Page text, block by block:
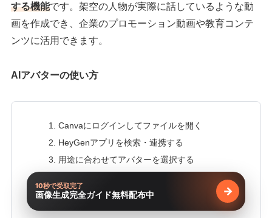
する機能です。架空の人物が実際に話しているような動
画を作成でき、企業のプロモーション動画や教育コンテ
ンツに活用できます。
AIアバターの使い方
Canvaにログインしてファイルを開く
HeyGenアプリを検索・連携する
用途に合わせてアバターを選択する
お好みの音声を設定して動画を生成する
10秒で受取完了
画像生成完全ガイド無料配布中 無料で受け
→